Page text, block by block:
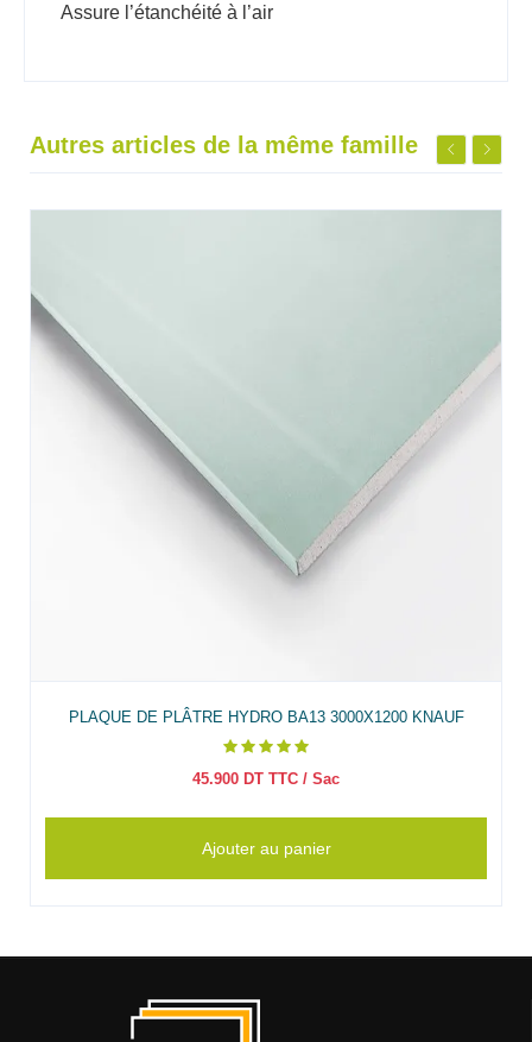
Assure l’étanchéité à l’air
Autres articles de la même famille
PLAQUE DE PLÂTRE HYDRO BA13 3000X1200 KNAUF
45.900 DT TTC / Sac
Ajouter au panier